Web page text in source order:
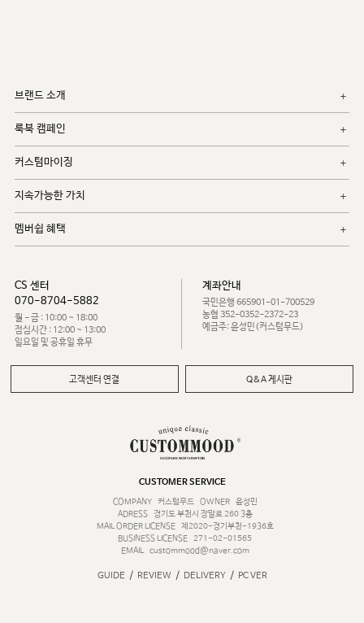
브랜드 소개
룩북 캠페인
커스텀마이징
지속가능한 가치
멤버쉽 혜택
CS 센터
070-8704-5882
월 - 금 : 10:00 ~ 18:00
점심시간 : 12:00 ~ 13:00
일요일 및 공휴일 휴무
계좌안내
국민은행 665901-01-700529
농협 352-0352-2372-23
예금주: 윤성민(커스텀무드)
고객센터 연결 Q&A 게시판
CUSTOMER SERVICE
COMPANY
커스텀무드 OWNER
윤성민
ADRESS
경기도 부천시 장말로 260 3층
MAIL ORDER LICENSE
제2020-경기부천-1936호
BUSINESS LICENSE 271-02-01565
EMAIL
custommood@naver.com
GUIDE / REVIEW / DELIVERY / PC VER